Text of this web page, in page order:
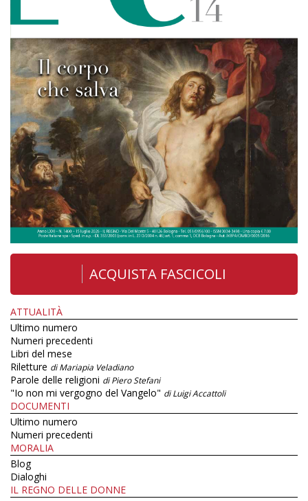
ACQUISTA FASCICOLI
ATTUALITÀ
Ultimo numero
Numeri precedenti
Libri del mese
Riletture di Mariapia Veladiano
Parole delle religioni di Piero Stefani
"Io non mi vergogno del Vangelo" di Luigi Accattoli
DOCUMENTI
Ultimo numero
Numeri precedenti
MORALIA
Blog
Dialoghi
IL REGNO DELLE DONNE